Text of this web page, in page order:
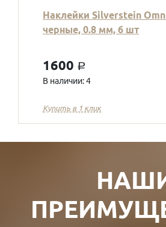
Наклейки Silverstein
черные, 0.8 мм, 6 шт
1600 a
В наличии: 4
Купить в 1 клик